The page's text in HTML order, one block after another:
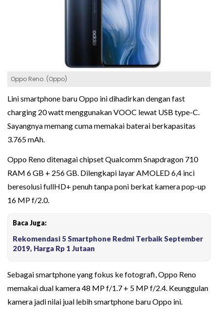
Oppo Reno. (Oppo)
Lini smartphone baru Oppo ini dihadirkan dengan fast
charging 20 watt menggunakan VOOC lewat USB type-C.
Sayangnya memang cuma memakai baterai berkapasitas
3.765 mAh.
Oppo Reno ditenagai chipset Qualcomm Snapdragon 710
RAM 6 GB + 256 GB. Dilengkapi layar AMOLED 6,4 inci
beresolusi fullHD+ penuh tanpa poni berkat kamera pop-up
16 MP f/2.0.
Baca Juga:
Rekomendasi 5 Smartphone Redmi Terbaik September
2019, Harga Rp 1 Jutaan
Sebagai smartphone yang fokus ke fotografi, Oppo Reno
memakai dual kamera 48 MP f/1.7 + 5 MP f/2.4. Keunggulan
kamera jadi nilai jual lebih smartphone baru Oppo ini.